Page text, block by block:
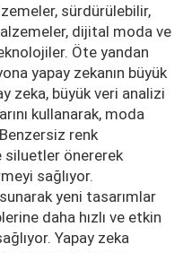
sürdürülebilir,
dijital moda ve
Öte yandan
yapay zekanın büyük
zeka, büyük veri analizi
kullanarak, moda
renk
siluetler önererek
sağlıyor.
yeni tasarımlar
daha hızlı ve etkin
Yapay zeka